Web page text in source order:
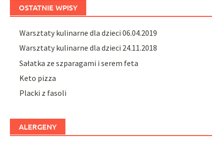
OSTATNIE WPISY
Warsztaty kulinarne dla dzieci 06.04.2019
Warsztaty kulinarne dla dzieci 24.11.2018
Sałatka ze szparagami i serem feta
Keto pizza
Placki z fasoli
ALERGENY